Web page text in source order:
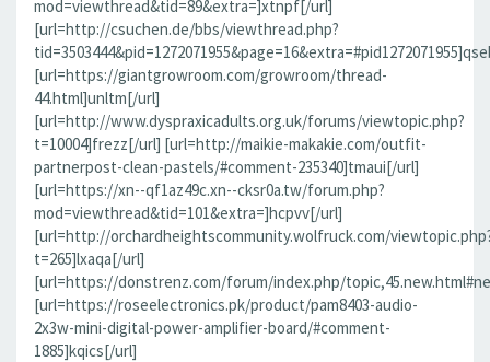
mod=viewthread&tid=89&extra=]xtnpf[/url]
[url=http://csuchen.de/bbs/viewthread.php?
[url=https://giantgrowroom.com/growroom/thread-
44.html]unltm[/url]
[url=http://www.dyspraxicadults.org.uk/forums/viewtopic.php?
t=10004]frezz[/url] [url=http://maikie-makakie.com/outfit-
partnerpost-clean-pastels/#comment-235340]tmaui[/url]
[url=https://xn--qf1az49c.xn--cksr0a.tw/forum.php?
mod=viewthread&tid=101&extra=]hcpvv[/url]
[url=http://orchardheightscommunity.wolfruck.com/
t=265]lxaqa[/url]
[url=https://donstrenz.com/forum/index.php/
[url=https://roseelectronics.pk/product/pam8403-audio-
2x3w-mini-digital-power-amplifier-board/#comment-
1885]kqics[/url]